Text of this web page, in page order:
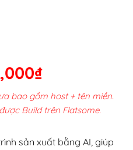
₫Giá
hiện
tại
200,000₫.
bao gồm host + tên miền.
Build trên Flatsome.
sản xuất bằng AI, giúp